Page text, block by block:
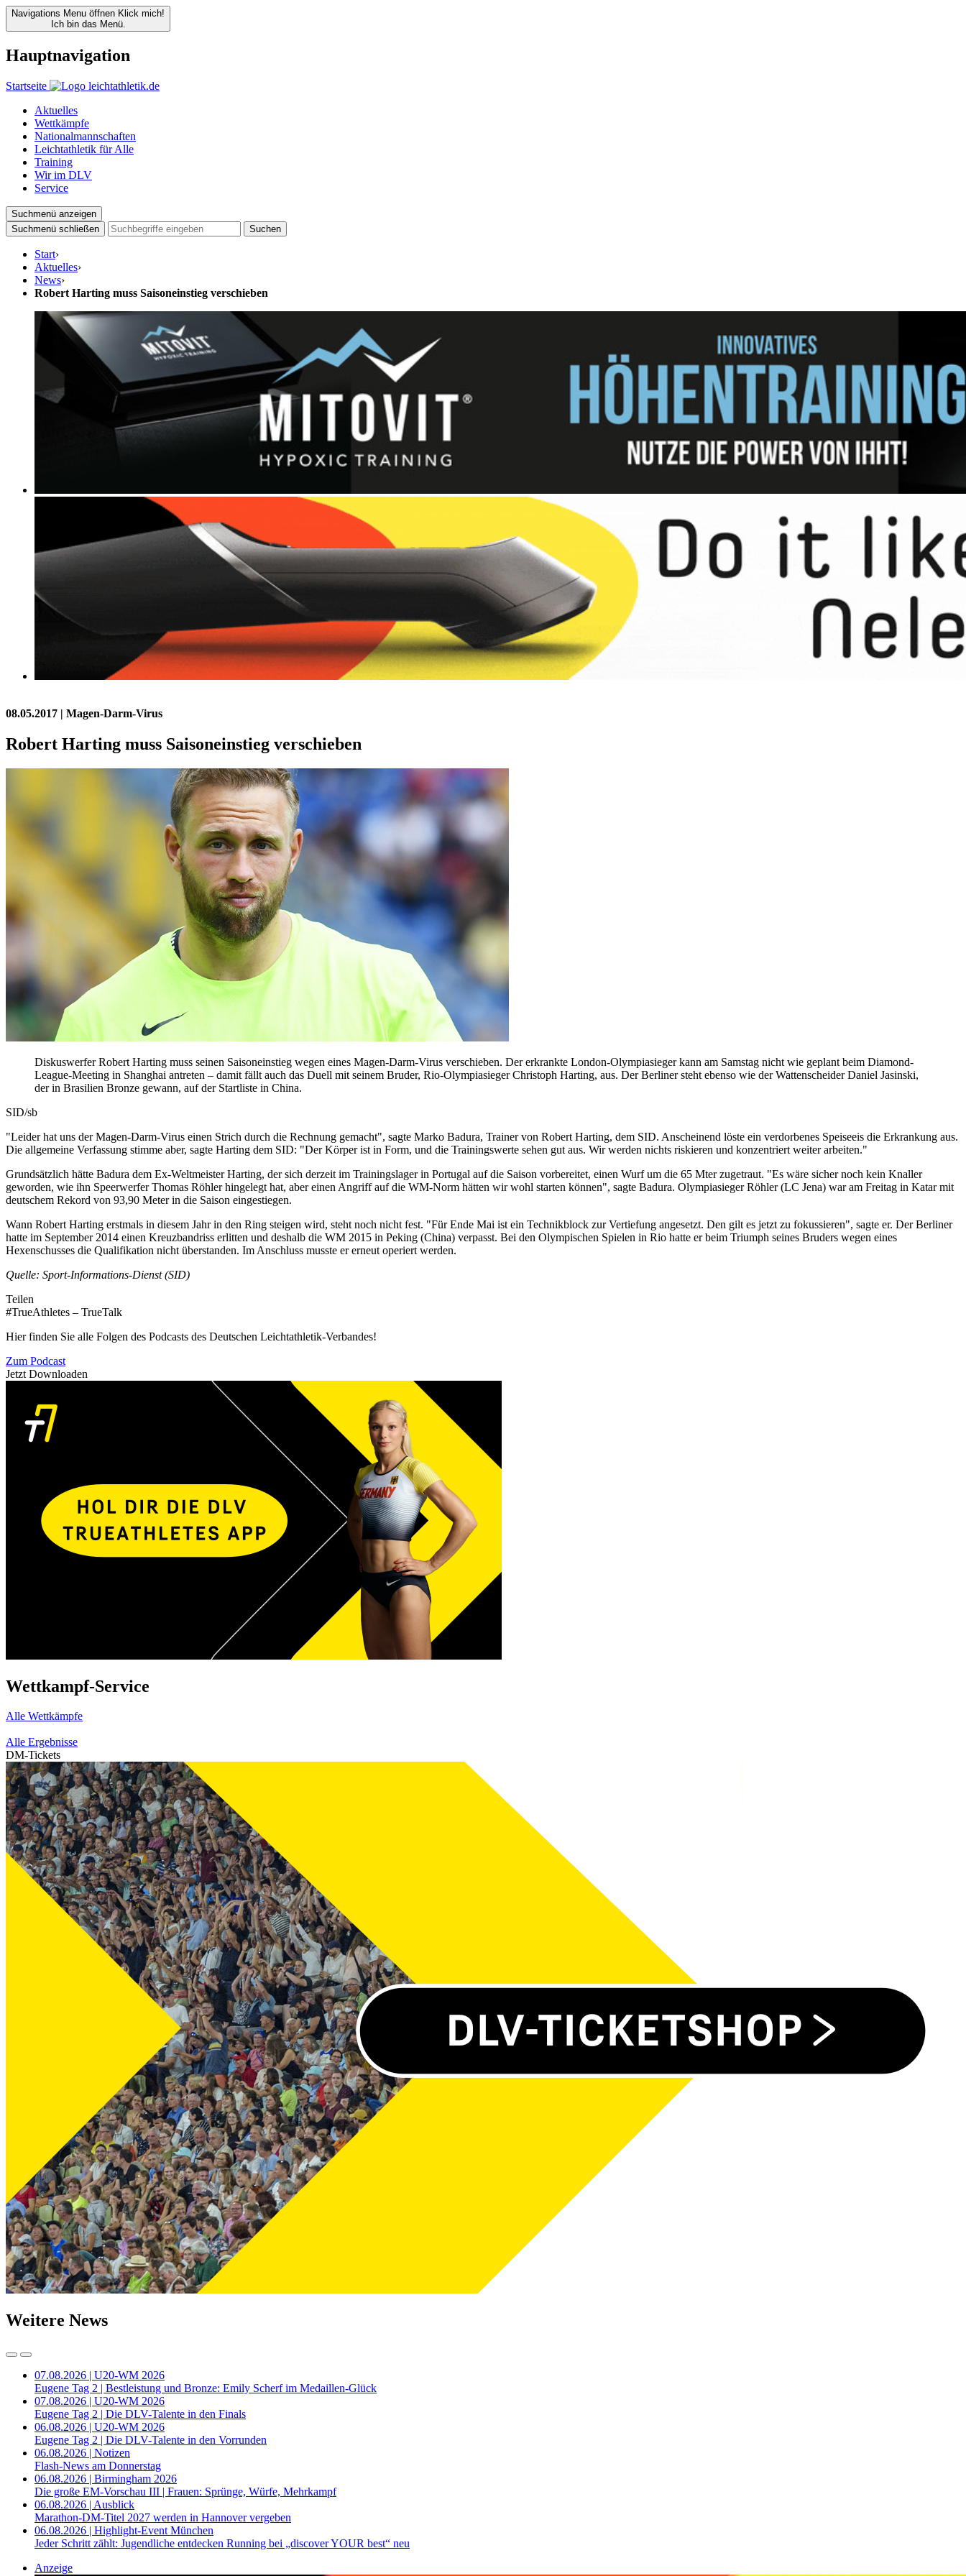
Navigations Menu öffnen Klick mich!
Ich bin das Menü.
Hauptnavigation
Startseite
Aktuelles
Wettkämpfe
Nationalmannschaften
Leichtathletik für Alle
Training
Wir im DLV
Service
Suchmenü anzeigen
Suchmenü schließen
Suchen
Start›
Aktuelles›
News›
Robert Harting muss Saisoneinstieg verschieben
08.05.2017 | Magen-Darm-Virus
Robert Harting muss Saisoneinstieg verschieben
Diskuswerfer Robert Harting muss seinen Saisoneinstieg wegen eines Magen-Darm-Virus verschieben. Der erkrankte London-Olympiasieger kann am Samstag nicht wie geplant beim Diamond-
League-Meeting in Shanghai antreten – damit fällt auch das Duell mit seinem Bruder, Rio-Olympiasieger Christoph Harting, aus. Der Berliner steht ebenso wie der Wattenscheider Daniel Jasinski,
der in Brasilien Bronze gewann, auf der Startliste in China.
SID/sb
"Leider hat uns der Magen-Darm-Virus einen Strich durch die Rechnung gemacht", sagte Marko Badura, Trainer von Robert Harting, dem SID. Anscheinend löste ein verdorbenes Speiseeis die Erkrankung aus.
Die allgemeine Verfassung stimme aber, sagte Harting dem SID: "Der Körper ist in Form, und die Trainingswerte sehen gut aus. Wir werden nichts riskieren und konzentriert weiter arbeiten."
Grundsätzlich hätte Badura dem Ex-Weltmeister Harting, der sich derzeit im Trainingslager in Portugal auf die Saison vorbereitet, einen Wurf um die 65 Mter zugetraut. "Es wäre sicher noch kein Knaller
geworden, wie ihn Speerwerfer Thomas Röhler hingelegt hat, aber einen Angriff auf die WM-Norm hätten wir wohl starten können", sagte Badura. Olympiasieger Röhler (LC Jena) war am Freitag in Katar mit
deutschem Rekord von 93,90 Meter in die Saison eingestiegen.
Wann Robert Harting erstmals in diesem Jahr in den Ring steigen wird, steht noch nicht fest. "Für Ende Mai ist ein Technikblock zur Vertiefung angesetzt. Den gilt es jetzt zu fokussieren", sagte er. Der Berliner
hatte im September 2014 einen Kreuzbandriss erlitten und deshalb die WM 2015 in Peking (China) verpasst. Bei den Olympischen Spielen in Rio hatte er beim Triumph seines Bruders wegen eines
Hexenschusses die Qualifikation nicht überstanden. Im Anschluss musste er erneut operiert werden.
Quelle: Sport-Informations-Dienst (SID)
Teilen
#TrueAthletes – TrueTalk
Hier finden Sie alle Folgen des Podcasts des Deutschen Leichtathletik-Verbandes!
Zum Podcast
Jetzt Downloaden
Wettkampf-Service
Alle Wettkämpfe
Alle Ergebnisse
DM-Tickets
Weitere News
07.08.2026 | U20-WM 2026
Eugene Tag 2 | Bestleistung und Bronze: Emily Scherf im Medaillen-Glück
07.08.2026 | U20-WM 2026
Eugene Tag 2 | Die DLV-Talente in den Finals
06.08.2026 | U20-WM 2026
Eugene Tag 2 | Die DLV-Talente in den Vorrunden
06.08.2026 | Notizen
Flash-News am Donnerstag
06.08.2026 | Birmingham 2026
Die große EM-Vorschau III | Frauen: Sprünge, Würfe, Mehrkampf
06.08.2026 | Ausblick
Marathon-DM-Titel 2027 werden in Hannover vergeben
06.08.2026 | Highlight-Event München
Jeder Schritt zählt: Jugendliche entdecken Running bei „discover YOUR best“ neu
Anzeige